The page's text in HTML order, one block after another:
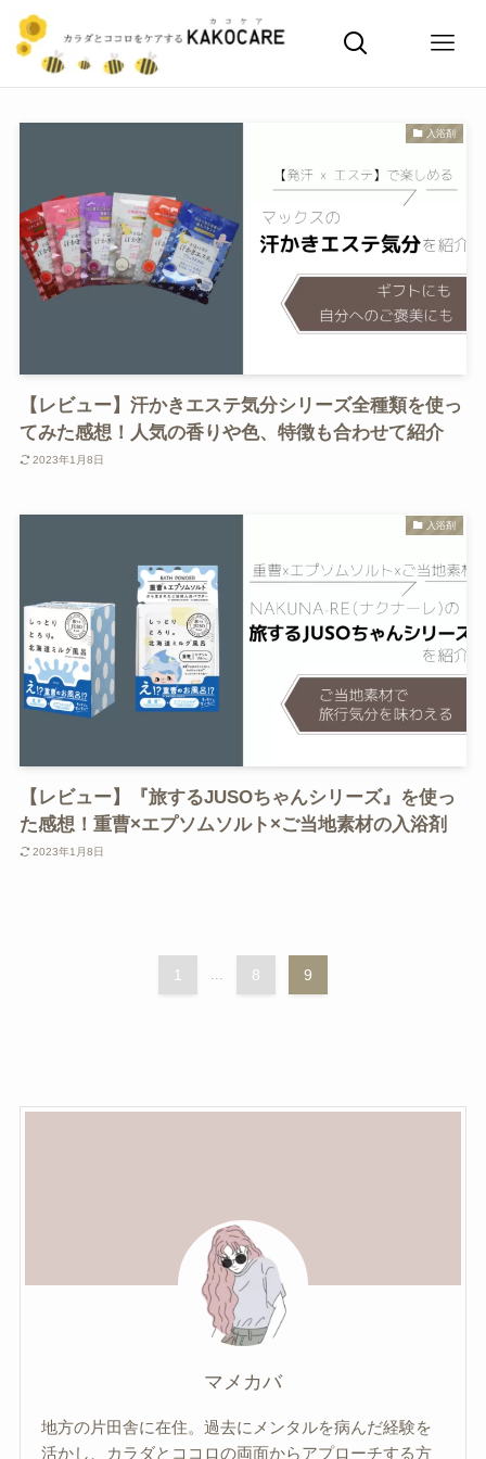
入浴剤
【レビュー】汗かきエステ気分シリーズ全種類を使っ
てみた感想！人気の香りや色、特徴も合わせて紹介
2023年1月8日
入浴剤
【レビュー】『旅するJUSOちゃんシリーズ』を使っ
た感想！重曹×エプソムソルト×ご当地素材の入浴剤
2023年1月8日
1 8 9
マメカバ
地方の片田舎に在住。過去にメンタルを病んだ経験を
活かし、カラダとココロの両面からアプローチする方